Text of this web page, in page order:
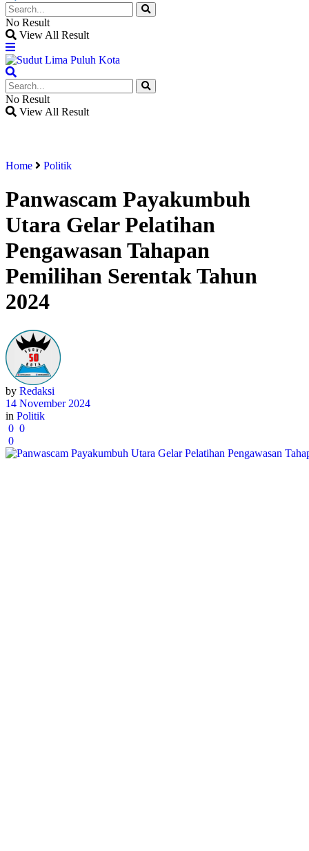
No Result
View All Result
No Result
View All Result
Home Politik
Panwascam Payakumbuh
Utara Gelar Pelatihan
Pengawasan Tahapan
Pemilihan Serentak Tahun
2024
by Redaksi
14 November 2024
in Politik
0 0
0